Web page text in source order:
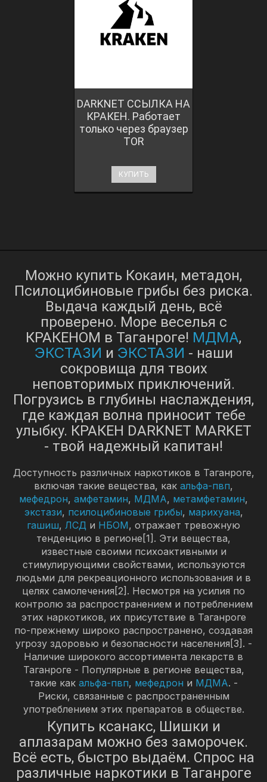
DARKNET ССЫЛКА НА
КРАКЕН. Работает
только через браузер
TOR
КУПИТЬ
Можно купить Кокаин, метадон,
Псилоцибиновые грибы без риска.
Выдача каждый день, всё
проверено. Море веселья с
КРАКЕНОМ в Таганроге! МДМА,
ЭКСТАЗИ и ЭКСТАЗИ - наши
сокровища для твоих
неповторимых приключений.
Погрузись в глубины наслаждения,
где каждая волна приносит тебе
улыбку. КРАКЕН DARKNET MARKET
- твой надежный капитан!
Доступность различных наркотиков в Таганроге,
включая такие вещества, как альфа-пвп,
мефедрон, амфетамин, МДМА, метамфетамин,
экстази, псилоцибиновые грибы, марихуана,
гашиш, ЛСД и НБОМ, отражает тревожную
тенденцию в регионе[1]. Эти вещества,
известные своими психоактивными и
стимулирующими свойствами, используются
людьми для рекреационного использования и в
целях самолечения[2]. Несмотря на усилия по
контролю за распространением и потреблением
этих наркотиков, их присутствие в Таганроге
по-прежнему широко распространено, создавая
угрозу здоровью и безопасности населения[3]. -
Наличие широкого ассортимента лекарств в
Таганроге - Популярные в регионе вещества,
такие как альфа-пвп, мефедрон и МДМА. -
Риски, связанные с распространенным
употреблением этих препаратов в обществе.
Купить ксанакс, Шишки и
аплазарам можно без заморочек.
Всё есть, быстро выдаём. Спрос на
различные наркотики в Таганроге